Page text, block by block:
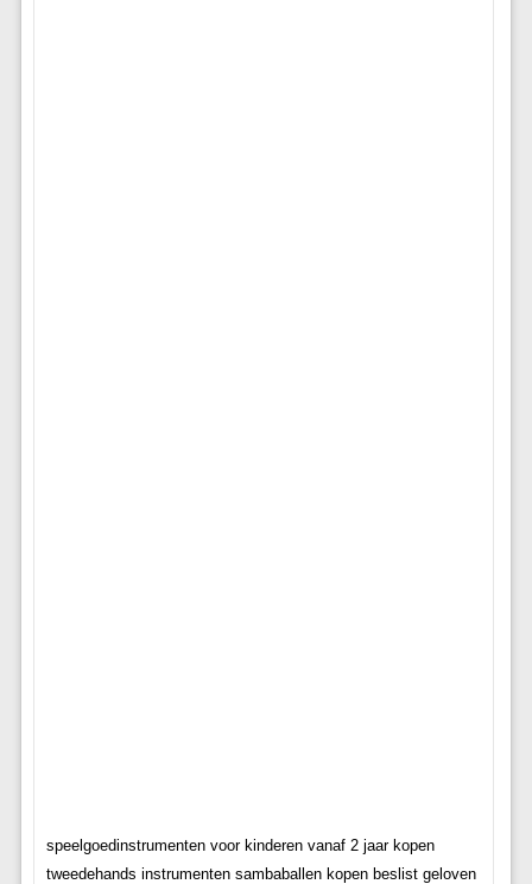
speelgoedinstrumenten voor kinderen vanaf 2 jaar kopen
tweedehands instrumenten sambaballen kopen beslist geloven